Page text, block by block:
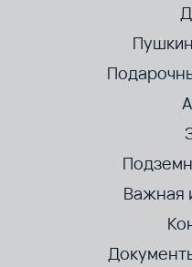
Важная